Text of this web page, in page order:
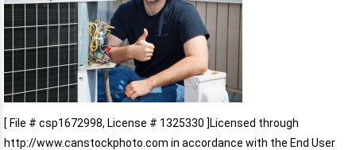
[ File # csp1672998, License # 1325330 ]Licensed through
http://www.canstockphoto.com in accordance with the End User